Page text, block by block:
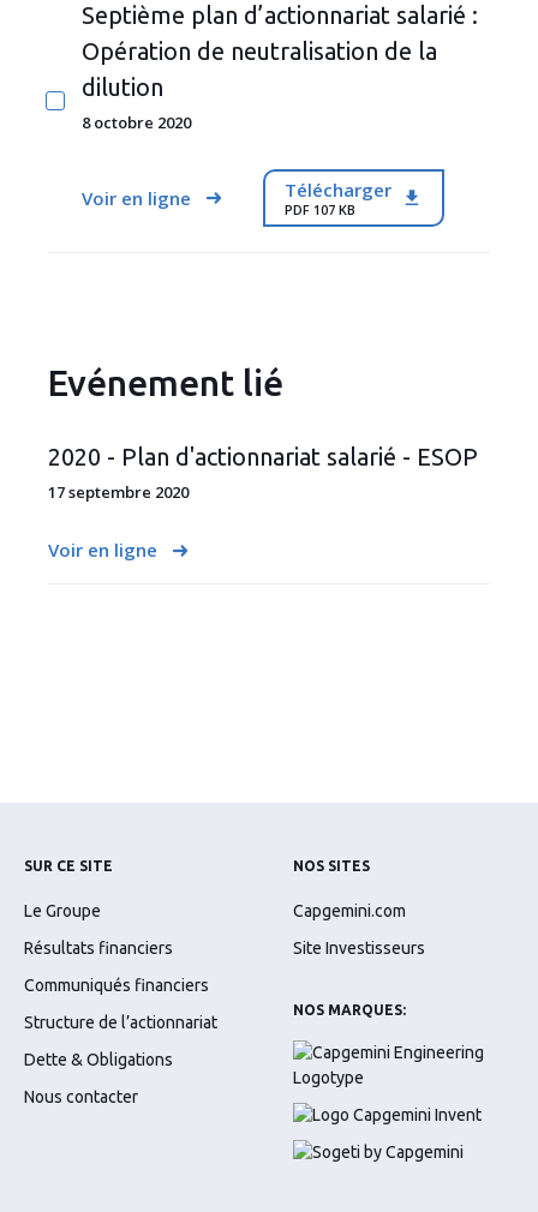
Septième plan d’actionnariat salarié :
Opération de neutralisation de la
dilution
8 octobre 2020
Voir en ligne Télécharger
PDF 107 KB
Evénement lié
2020 - Plan d'actionnariat salarié - ESOP
17 septembre 2020
Voir en ligne
SUR CE SITE
Le Groupe
Résultats financiers
Communiqués financiers
Structure de l’actionnariat
Dette & Obligations
Nous contacter
NOS SITES
Capgemini.com
Site Investisseurs
NOS MARQUES: